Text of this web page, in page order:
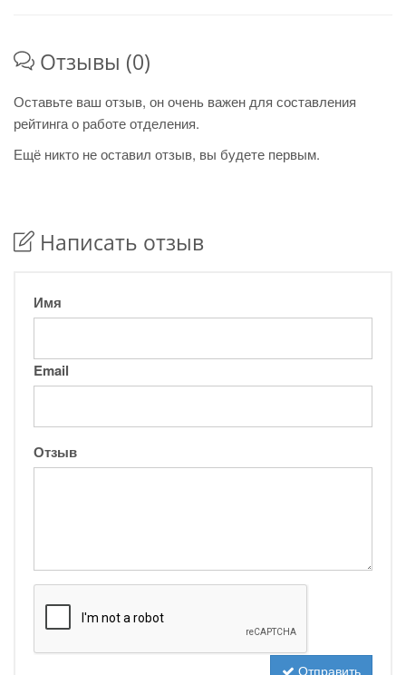
Отзывы (0)
Оставьте ваш отзыв, он очень важен для составления
рейтинга о работе отделения.
Ещё никто не оставил отзыв, вы будете первым.
Написать отзыв
Имя
Email
Отзыв
Отправить